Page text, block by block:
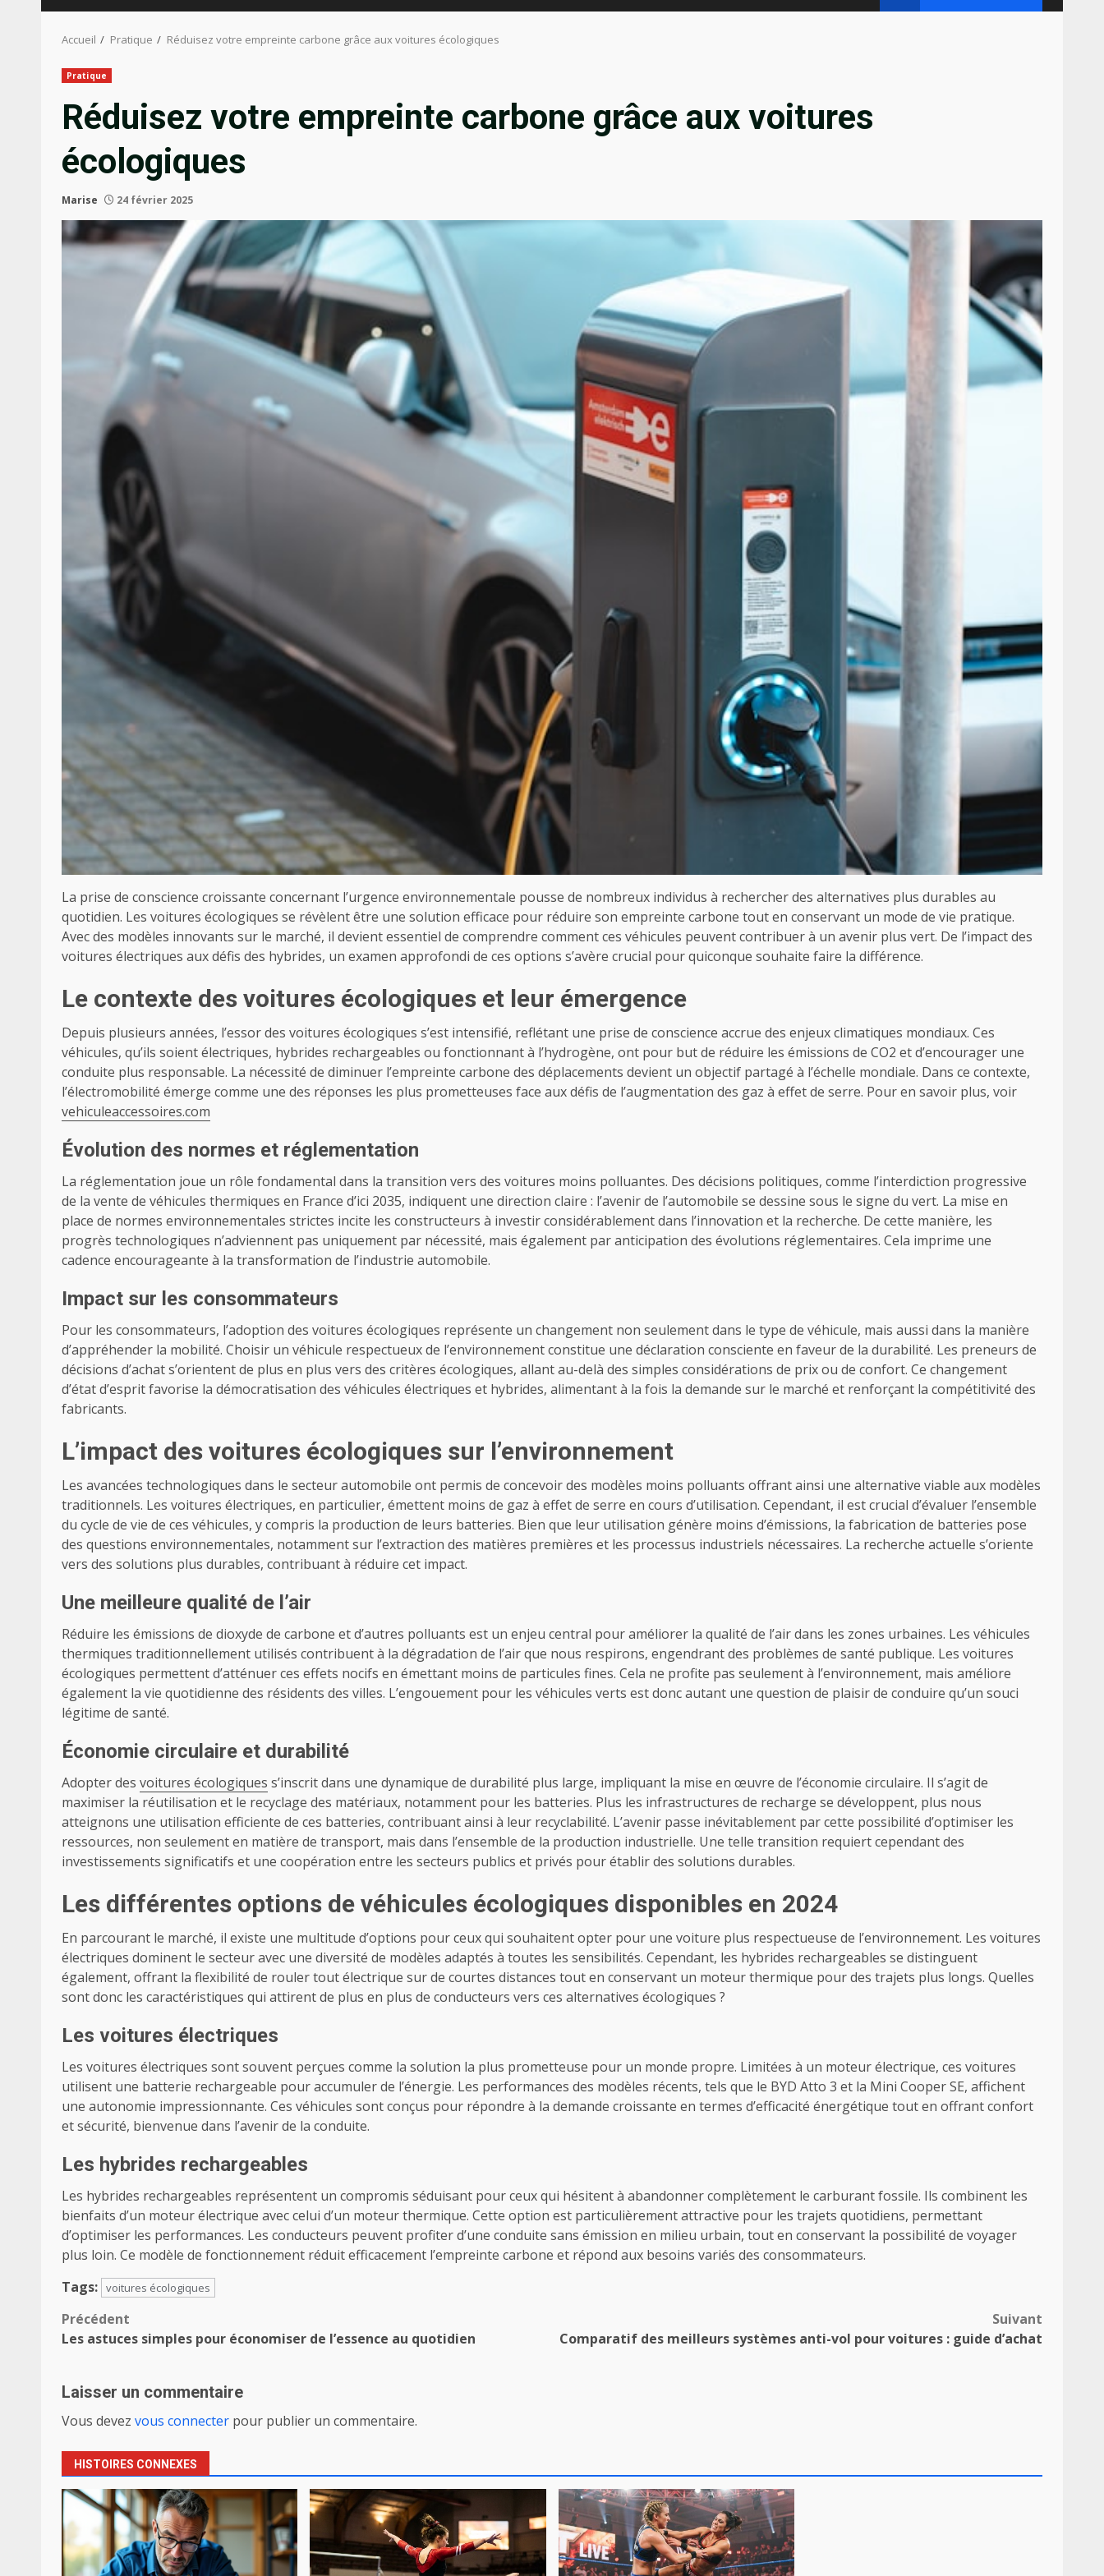
Accueil Pratique Réduisez votre empreinte carbone grâce aux voitures écologiques
Pratique
Réduisez votre empreinte carbone grâce aux voitures
écologiques
Marise 24 février 2025
La prise de conscience croissante concernant l’urgence environnementale pousse de nombreux individus à rechercher des alternatives plus durables au
quotidien. Les voitures écologiques se révèlent être une solution efficace pour réduire son empreinte carbone tout en conservant un mode de vie pratique.
Avec des modèles innovants sur le marché, il devient essentiel de comprendre comment ces véhicules peuvent contribuer à un avenir plus vert. De l’impact des
voitures électriques aux défis des hybrides, un examen approfondi de ces options s’avère crucial pour quiconque souhaite faire la différence.
Le contexte des voitures écologiques et leur émergence
Depuis plusieurs années, l’essor des voitures écologiques s’est intensifié, reflétant une prise de conscience accrue des enjeux climatiques mondiaux. Ces
véhicules, qu’ils soient électriques, hybrides rechargeables ou fonctionnant à l’hydrogène, ont pour but de réduire les émissions de CO2 et d’encourager une
conduite plus responsable. La nécessité de diminuer l’empreinte carbone des déplacements devient un objectif partagé à l’échelle mondiale. Dans ce contexte,
l’électromobilité émerge comme une des réponses les plus prometteuses face aux défis de l’augmentation des gaz à effet de serre. Pour en savoir plus, voir
vehiculeaccessoires.com
Évolution des normes et réglementation
La réglementation joue un rôle fondamental dans la transition vers des voitures moins polluantes. Des décisions politiques, comme l’interdiction progressive
de la vente de véhicules thermiques en France d’ici 2035, indiquent une direction claire : l’avenir de l’automobile se dessine sous le signe du vert. La mise en
place de normes environnementales strictes incite les constructeurs à investir considérablement dans l’innovation et la recherche. De cette manière, les
progrès technologiques n’adviennent pas uniquement par nécessité, mais également par anticipation des évolutions réglementaires. Cela imprime une
cadence encourageante à la transformation de l’industrie automobile.
Impact sur les consommateurs
Pour les consommateurs, l’adoption des voitures écologiques représente un changement non seulement dans le type de véhicule, mais aussi dans la manière
d’appréhender la mobilité. Choisir un véhicule respectueux de l’environnement constitue une déclaration consciente en faveur de la durabilité. Les preneurs de
décisions d’achat s’orientent de plus en plus vers des critères écologiques, allant au-delà des simples considérations de prix ou de confort. Ce changement
d’état d’esprit favorise la démocratisation des véhicules électriques et hybrides, alimentant à la fois la demande sur le marché et renforçant la compétitivité des
fabricants.
L’impact des voitures écologiques sur l’environnement
Les avancées technologiques dans le secteur automobile ont permis de concevoir des modèles moins polluants offrant ainsi une alternative viable aux modèles
traditionnels. Les voitures électriques, en particulier, émettent moins de gaz à effet de serre en cours d’utilisation. Cependant, il est crucial d’évaluer l’ensemble
du cycle de vie de ces véhicules, y compris la production de leurs batteries. Bien que leur utilisation génère moins d’émissions, la fabrication de batteries pose
des questions environnementales, notamment sur l’extraction des matières premières et les processus industriels nécessaires. La recherche actuelle s’oriente
vers des solutions plus durables, contribuant à réduire cet impact.
Une meilleure qualité de l’air
Réduire les émissions de dioxyde de carbone et d’autres polluants est un enjeu central pour améliorer la qualité de l’air dans les zones urbaines. Les véhicules
thermiques traditionnellement utilisés contribuent à la dégradation de l’air que nous respirons, engendrant des problèmes de santé publique. Les voitures
écologiques permettent d’atténuer ces effets nocifs en émettant moins de particules fines. Cela ne profite pas seulement à l’environnement, mais améliore
également la vie quotidienne des résidents des villes. L’engouement pour les véhicules verts est donc autant une question de plaisir de conduire qu’un souci
légitime de santé.
Économie circulaire et durabilité
Adopter des voitures écologiques s’inscrit dans une dynamique de durabilité plus large, impliquant la mise en œuvre de l’économie circulaire. Il s’agit de
maximiser la réutilisation et le recyclage des matériaux, notamment pour les batteries. Plus les infrastructures de recharge se développent, plus nous
atteignons une utilisation efficiente de ces batteries, contribuant ainsi à leur recyclabilité. L’avenir passe inévitablement par cette possibilité d’optimiser les
ressources, non seulement en matière de transport, mais dans l’ensemble de la production industrielle. Une telle transition requiert cependant des
investissements significatifs et une coopération entre les secteurs publics et privés pour établir des solutions durables.
Les différentes options de véhicules écologiques disponibles en 2024
En parcourant le marché, il existe une multitude d’options pour ceux qui souhaitent opter pour une voiture plus respectueuse de l’environnement. Les voitures
électriques dominent le secteur avec une diversité de modèles adaptés à toutes les sensibilités. Cependant, les hybrides rechargeables se distinguent
également, offrant la flexibilité de rouler tout électrique sur de courtes distances tout en conservant un moteur thermique pour des trajets plus longs. Quelles
sont donc les caractéristiques qui attirent de plus en plus de conducteurs vers ces alternatives écologiques ?
Les voitures électriques
Les voitures électriques sont souvent perçues comme la solution la plus prometteuse pour un monde propre. Limitées à un moteur électrique, ces voitures
utilisent une batterie rechargeable pour accumuler de l’énergie. Les performances des modèles récents, tels que le BYD Atto 3 et la Mini Cooper SE, affichent
une autonomie impressionnante. Ces véhicules sont conçus pour répondre à la demande croissante en termes d’efficacité énergétique tout en offrant confort
et sécurité, bienvenue dans l’avenir de la conduite.
Les hybrides rechargeables
Les hybrides rechargeables représentent un compromis séduisant pour ceux qui hésitent à abandonner complètement le carburant fossile. Ils combinent les
bienfaits d’un moteur électrique avec celui d’un moteur thermique. Cette option est particulièrement attractive pour les trajets quotidiens, permettant
d’optimiser les performances. Les conducteurs peuvent profiter d’une conduite sans émission en milieu urbain, tout en conservant la possibilité de voyager
plus loin. Ce modèle de fonctionnement réduit efficacement l’empreinte carbone et répond aux besoins variés des consommateurs.
Tags: voitures écologiques
Navigation
Précédent
Les astuces simples pour économiser de l’essence au quotidien
Suivant
Comparatif des meilleurs systèmes anti-vol pour voitures : guide d’achat
Laisser un commentaire
Vous devez vous connecter pour publier un commentaire.
HISTOIRES CONNEXES